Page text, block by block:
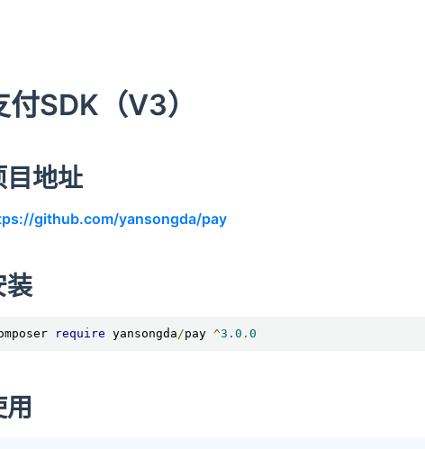
付SDK（V3）
目地址
github.com/yansongda/pay
装
require yansongda /pay ^3.0 .0